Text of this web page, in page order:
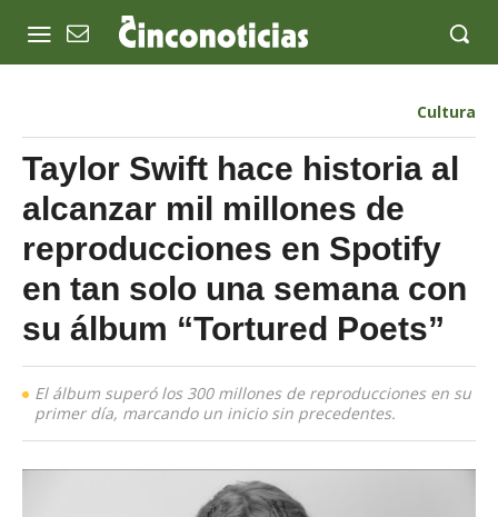
Cultura
Taylor Swift hace historia al
alcanzar mil millones de
reproducciones en Spotify
en tan solo una semana con
su álbum “Tortured Poets”
El álbum superó los 300 millones de reproducciones en su
primer día, marcando un inicio sin precedentes.